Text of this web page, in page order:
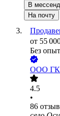
В
На почту
от 55
Без
ООО
4.5
•
86